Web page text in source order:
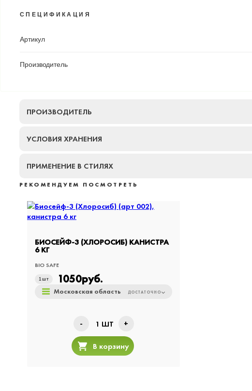
СПЕЦИФИКАЦИЯ
Артикул
Производитель
ПРОИЗВОДИТЕЛЬ
УСЛОВИЯ ХРАНЕНИЯ
ПРИМЕНЕНИЕ В СТИЛЯХ
РЕКОМЕНДУЕМ ПОСМОТРЕТЬ
БИОСЕЙФ-3 (ХЛОРОСИБ) КАНИСТРА
6 КГ
BIO SAFE
1 шт 1050руб.
Московская область ДОСТАТОЧНО
- 1 ШТ +
В корзину